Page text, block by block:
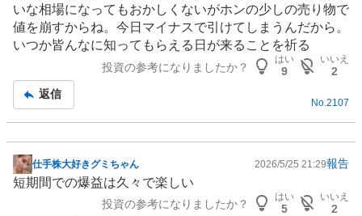
いな相場になってもおかしくないがホンの少しの売り物で
値を崩すからね。今日マイナスで引けてしまうんだから。
いつか皆んなに知ってもらえる日が来ることを祈る
投資の参考になりましたか？
はい
9
いいえ
2
返信
No. 2107
掲
示
仕手株大好きグミちゃん 2026/5/25 21:29報告
短期間での爆益は久々で楽しい
投資の参考になりましたか？
はい
5
いいえ
2